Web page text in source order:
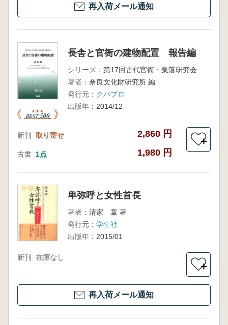
再入荷メール通知
長舎と官衙の建物配置 報告編
シリーズ：
著者： 奈良文化財研究所 編
発行元： クバプロ
出版年： 2014/12
新刊 取り寄せ 2,860 円
古書 1点 1,980 円
＋
卑弥呼と女性首長
著者： 清家 章 著
発行元： 学生社
出版年： 2015/01
新刊 在庫なし
＋
再入荷メール通知